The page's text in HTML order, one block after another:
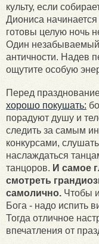
культу, если
Диониса
готовы целую ночь
Один незабываемый
античности. Надев
ощутите особую
Перед
хорошо покушать:
порадуют душу и
следить за самым
конкурсами,
наслаждаться
танцоров. И самое
смотреть
самолично. Чтобы
Бога - надо испить
Тогда отличное
впечатления от